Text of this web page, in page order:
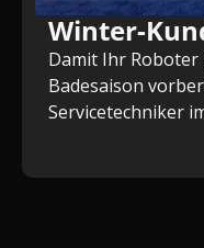
Winter-
Damit Ihr
Badesaison
Servicetechniker